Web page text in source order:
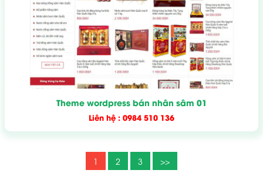
Theme wordpress bán nhân sâm 01
Liên hệ : 0984 510 136
1 2 3 >>